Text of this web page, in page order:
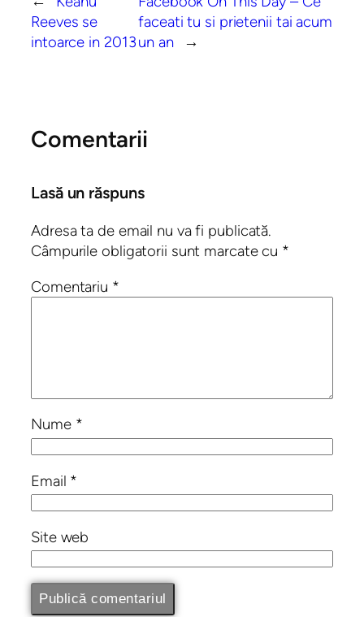
Reeves se
intoarce in 2013
faceati tu si prietenii tai acum
un an
→
Comentarii
Lasă un răspuns
Adresa ta de email nu va fi publicată.
Câmpurile obligatorii sunt marcate cu *
Comentariu *
Nume *
Email *
Site web